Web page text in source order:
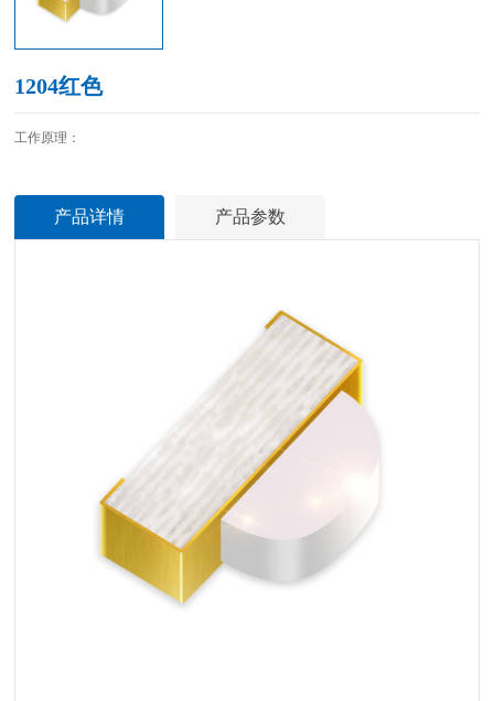
1204红色
工作原理：
产品详情 产品参数